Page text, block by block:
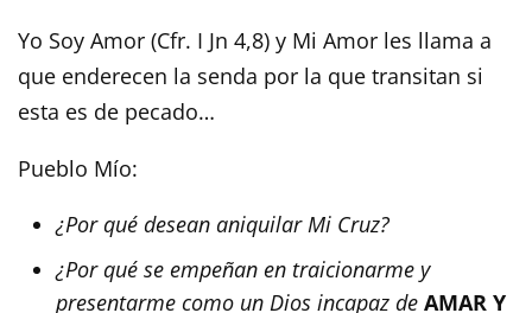
Yo Soy Amor (Cfr. I Jn 4,8) y Mi Amor les llama a
que enderecen la senda por la que transitan si
esta es de pecado…
Pueblo Mío:
¿Por qué desean aniquilar Mi Cruz?
¿Por qué se empeñan en traicionarme y
presentarme como un Dios incapaz de AMAR Y